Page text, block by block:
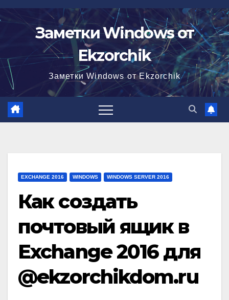
Перейти
к
содержимомуЗаметки Windows от
Ekzorchik
Заметки Windows от Ekzorchik
EXCHANGE 2016 WINDOWS WINDOWS SERVER 2016
Как создать
почтовый ящик в
Exchange 2016 для
@ekzorchikdom.ru